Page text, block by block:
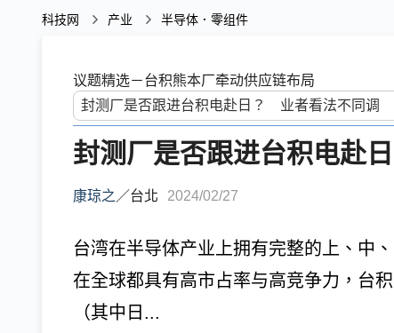
科技网 产业 半导体．零组件
议题精选－台积熊本厂牵动供应链布局
封测厂是否跟进台积电赴
康琼之 ／台北 2024/02/27
台湾在半导体产业上拥有完整的上、中
在全球都具有高市占率与高竞争力，台
（其中日...